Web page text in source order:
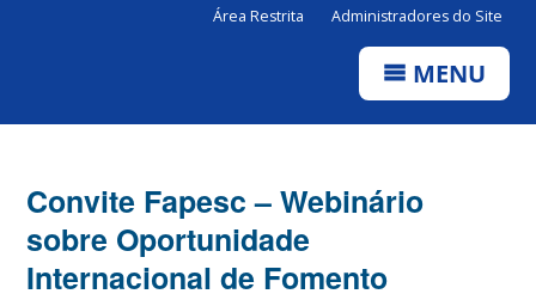
Área Restrita Administradores do Site
MENU
Convite Fapesc – Webinário
sobre Oportunidade
Internacional de Fomento